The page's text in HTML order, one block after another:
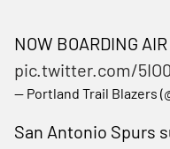
NOW BOARDING
pic.twitter.com/
— Portland Trail Blazers
San Antonio Spurs